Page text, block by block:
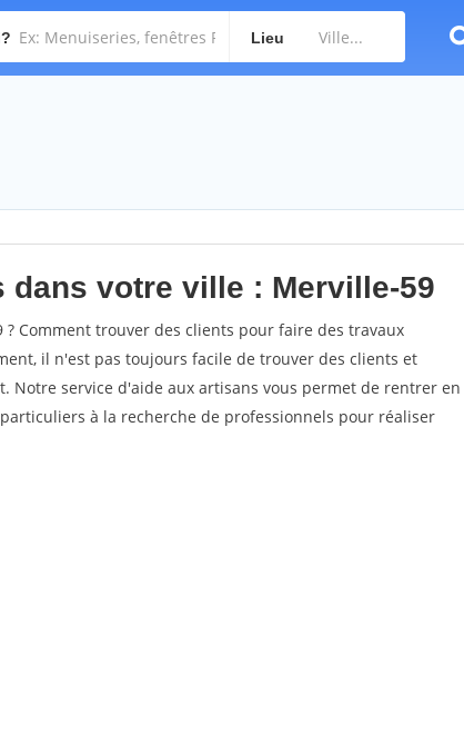
Lieu
dans votre ville : Merville-59
Comment trouver des clients pour faire des travaux
il n'est pas toujours facile de trouver des clients et
Notre service d'aide aux artisans vous permet de rentrer en
à la recherche de professionnels pour réaliser